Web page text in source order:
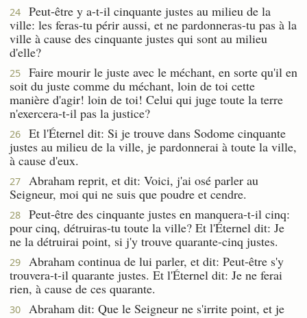
24
Peut-être y a-t-il cinquante justes au milieu de la
ville: les feras-tu périr aussi, et ne pardonneras-tu pas à la
ville à cause des cinquante justes qui sont au milieu
d'elle?
25
Faire mourir le juste avec le méchant, en sorte qu'il en
soit du juste comme du méchant, loin de toi cette
manière d'agir! loin de toi! Celui qui juge toute la terre
n'exercera-t-il pas la justice?
26
Et l'Éternel dit: Si je trouve dans Sodome cinquante
justes au milieu de la ville, je pardonnerai à toute la ville,
à cause d'eux.
27
Abraham reprit, et dit: Voici, j'ai osé parler au
Seigneur, moi qui ne suis que poudre et cendre.
28
Peut-être des cinquante justes en manquera-t-il cinq:
pour cinq, détruiras-tu toute la ville? Et l'Éternel dit: Je
ne la détruirai point, si j'y trouve quarante-cinq justes.
29
Abraham continua de lui parler, et dit: Peut-être s'y
trouvera-t-il quarante justes. Et l'Éternel dit: Je ne ferai
rien, à cause de ces quarante.
30
Abraham dit: Que le Seigneur ne s'irrite point, et je